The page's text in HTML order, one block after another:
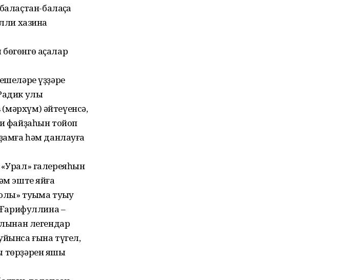
балаҫҡа
хазина
аҫалар
үҙҙәре
улы
әйтеүенсә,
файҙаһын тойоп
һәм данлауға
галереяһын
эште яйға
туҡыма туҡыу
Ғарифуллина –
легендар
ғына түгел,
яҡшы